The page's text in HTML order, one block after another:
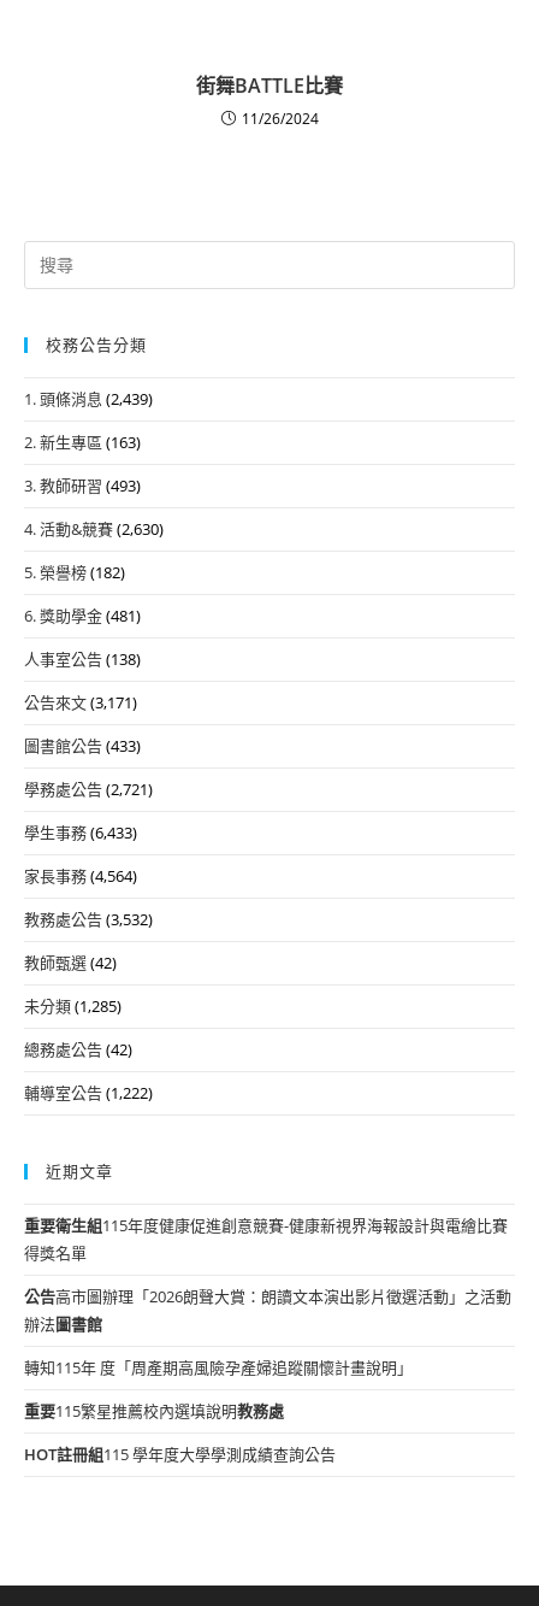
街舞BATTLE比賽
11/26/2024
Search
for:
校務公告分類
1. 頭條消息 (2,439)
2. 新生專區 (163)
3. 教師研習 (493)
4. 活動&競賽(2,630)
5. 榮譽榜(182)
6. 獎助學金(481)
人事室公告(138)
公告來文(3,171)
圖書館公告(433)
學務處公告(2,721)
學生事務(6,433)
家長事務(4,564)
教務處公告(3,532)
教師甄選(42)
未分類(1,285)
總務處公告(42)
輔導室公告(1,222)
近期文章
重要衛生組115年度健康促進創意競賽-健康新視界海報設計與電繪比賽
得獎名單
公告高市圖辦理「2026朗聲大賞：朗讀文本演出影片徵選活動」之活動
辦法圖書館
轉知115年 度「周產期高風險孕產婦追蹤關懷計畫說明」
重要115繁星推薦校內選填說明教務處
HOT註冊組115 學年度大學學測成績查詢公告